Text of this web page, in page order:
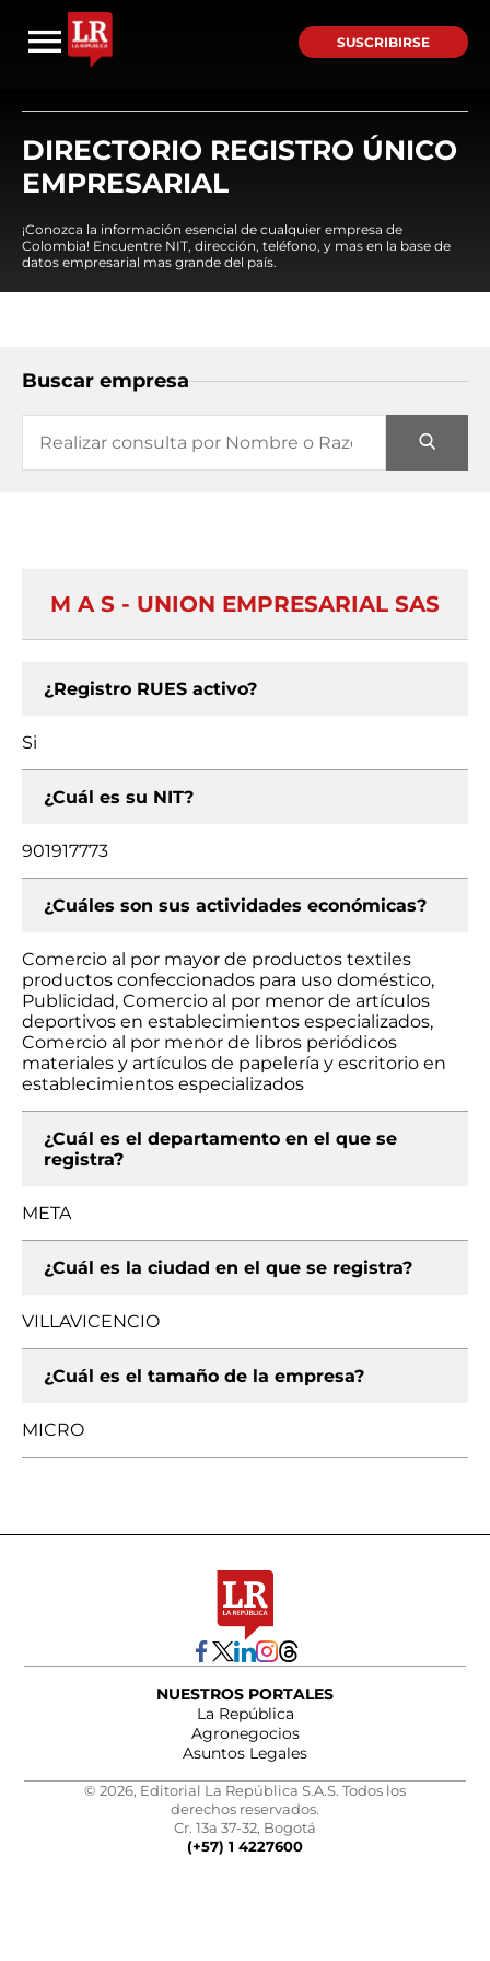
SUSCRIBIRSE
DIRECTORIO REGISTRO ÚNICO
EMPRESARIAL
¡Conozca la información esencial de cualquier empresa de
Colombia! Encuentre NIT, dirección, teléfono, y mas en la base de
datos empresarial mas grande del país.
Buscar empresa
M A S - UNION EMPRESARIAL SAS
¿Registro RUES activo?
Si
¿Cuál es su NIT?
901917773
¿Cuáles son sus actividades económicas?
Comercio al por mayor de productos textiles
productos confeccionados para uso doméstico,
Publicidad, Comercio al por menor de artículos
deportivos en establecimientos especializados,
Comercio al por menor de libros periódicos
materiales y artículos de papelería y escritorio en
establecimientos especializados
¿Cuál es el departamento en el que se
registra?
META
¿Cuál es la ciudad en el que se registra?
VILLAVICENCIO
¿Cuál es el tamaño de la empresa?
MICRO
NUESTROS PORTALES
La República
Agronegocios
Asuntos Legales
© 2026, Editorial La República S.A.S. Todos los
derechos reservados.
Cr. 13a 37-32, Bogotá
(+57) 1 4227600